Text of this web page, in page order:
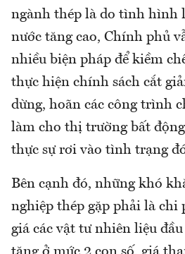
ngành thép là do tình hình
nước tăng cao, Chính phủ
nhiều biện pháp để kiềm
thực hiện chính sách cắt
dừng, hoãn các công trình
làm cho thị trường bất động
thực sự rơi vào tình trạng
Bên cạnh đó, những khó
nghiệp thép gặp phải là chi
giá các vật tư nhiên liệu